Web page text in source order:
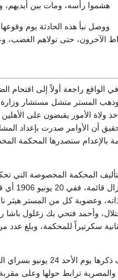
هشموا رأسه، ومات بين
ووصل نبأ هذه الحادثة يوم
حتى تولاهم الغضب،
الواقع راجعة أولاً إلى اقتحام
وذهب المستر متشل مستشار وزارة
ولاة الأمور يقبضون على
قبل أن ينتهي التحقيق أن الأوامر صدرت
بالإعدام ستصدرها المحكمة
الأمر العالي الصادر في 25 فبراير 1895 بتأليف
والجنح
وعضوية كل من المستر هيثر
سكرتيراً للمحكمة، وبلغ عدد
وقد انعقدت المحكمة
والمصرية ترابط حولها وعلى